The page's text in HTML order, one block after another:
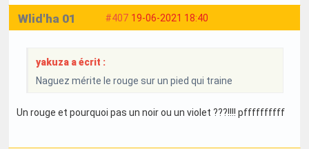
#407 19-06-2021 18:40
Wlid'ha 01
yakuza a écrit :
Naguez mérite le rouge sur un pied qui traine
Un rouge et pourquoi pas un noir ou un violet ???!!!! pffffffffff